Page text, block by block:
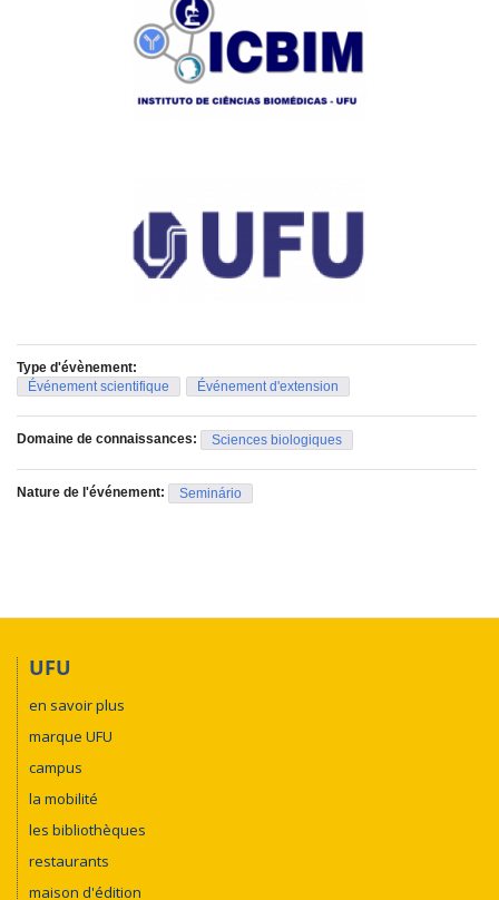
Type d'évènement:
Événement scientifique
Événement d'extension
Domaine de connaissances: Sciences biologiques
Nature de l'événement: Seminário
UFU
en savoir plus
marque UFU
campus
la mobilité
les bibliothèques
restaurants
maison d'édition